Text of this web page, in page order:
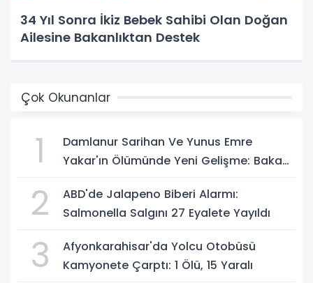
34 Yıl Sonra İkiz Bebek Sahibi Olan Doğan
Ailesine Bakanlıktan Destek
Çok Okunanlar
1
Damlanur Sarihan Ve Yunus Emre
Yakar'ın Ölümünde Yeni Gelişme: Bakan
2
ABD'de Jalapeno Biberi Alarmı:
Salmonella Salgını 27 Eyalete Yayıldı
3
Afyonkarahisar'da Yolcu Otobüsü
Kamyonete Çarptı: 1 Ölü, 15 Yaralı